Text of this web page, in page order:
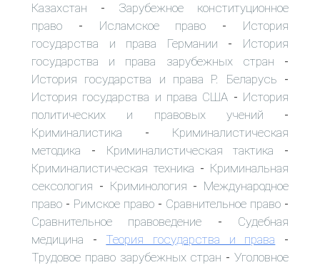
Казахстан - Зарубежное конституционное
право - Исламское право - История
государства и права Германии - История
государства и права зарубежных стран -
История государства и права Р. Беларусь -
История государства и права США - История
политических и правовых учений -
Криминалистика - Криминалистическая
методика - Криминалистическая тактика -
Криминалистическая техника - Криминальная
сексология - Криминология - Международное
право - Римское право - Сравнительное право -
Сравнительное правоведение - Судебная
медицина - Теория государства и права -
Трудовое право зарубежных стран -Уголовное